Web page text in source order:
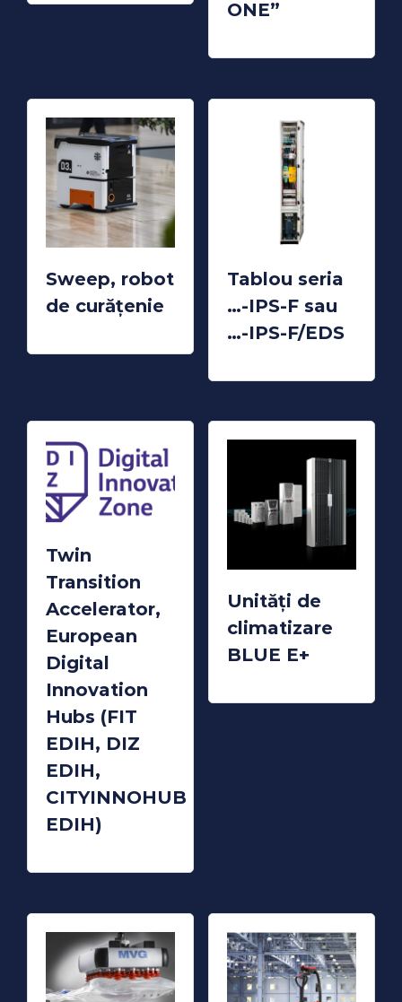
ONE”
Sweep, robot
de curățenie
Tablou seria
…-IPS-F sau
…-IPS-F/EDS
Twin
Transition
Accelerator,
European
Digital
Innovation
Hubs (FIT
EDIH, DIZ
EDIH,
CITYINNOHUB
EDIH)
Unități de
climatizare
BLUE E+